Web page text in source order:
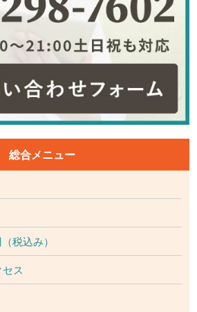
総合メニュー
税込み）
ス